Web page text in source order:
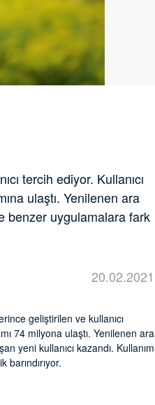
tercih ediyor. Kullanıcı
ulaştı. Yenilenen ara
benzer uygulamalara fark
20.02.2021
geliştirilen ve kullanıcı
74 milyona ulaştı. Yenilenen ara
yeni kullanıcı kazandı. Kullanım